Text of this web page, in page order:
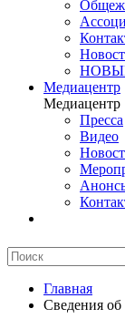
Медиацентр
Медиацентр
Пресса
Видео
Главная
Сведения об